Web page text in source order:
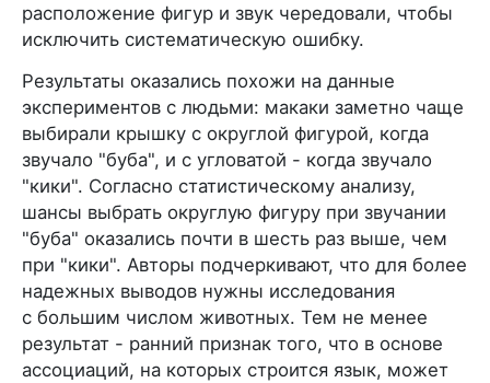
расположение фигур и звук чередовали, чтобы
исключить систематическую ошибку.
Результаты оказались похожи на данные
экспериментов с людьми: макаки заметно чаще
выбирали крышку с округлой фигурой, когда
звучало "буба", и с угловатой - когда звучало
"кики". Согласно статистическому анализу,
шансы выбрать округлую фигуру при звучании
"буба" оказались почти в шесть раз выше, чем
при "кики". Авторы подчеркивают, что для более
надежных выводов нужны исследования
с большим числом животных. Тем не менее
результат - ранний признак того, что в основе
ассоциаций, на которых строится язык, может